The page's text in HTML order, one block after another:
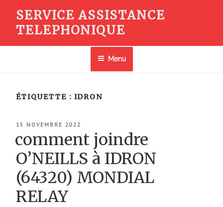
contenu
SERVICE ASSISTANCE
TELEPHONIQUE
Menu
ÉTIQUETTE : IDRON
PUBLIÉ
15 NOVEMBRE 2022
comment joindre
O’NEILLS à IDRON
(64320) MONDIAL
RELAY